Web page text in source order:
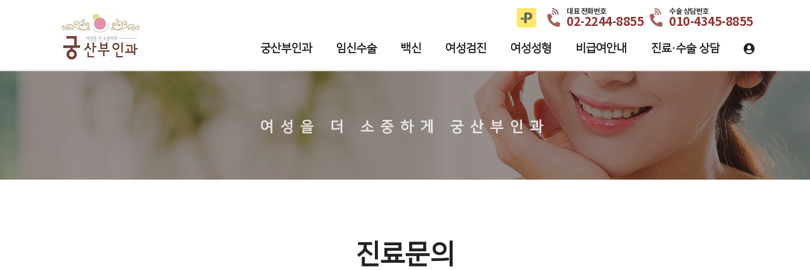
대표 전화번호
02-2244-8855
수술 상담번호
010-4345-8855
궁산부인과 임신수술 백신 여성검진 여성성형 비급여안내 진료·수술 상담
진료문의